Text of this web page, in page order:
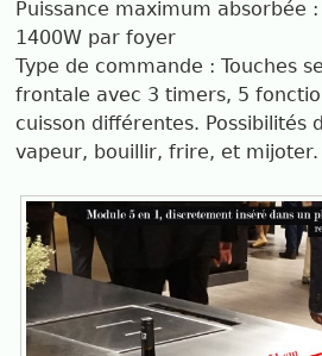
Puissance maximum absorbée
1400W par foyer
Type de commande : Touches
frontale avec 3 timers, 5
cuisson différentes.
vapeur, bouillir, frire, et mijoter.